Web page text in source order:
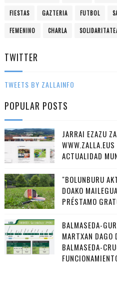
FIESTAS GAZTERIA FUTBOL
FEMENINO CHARLA
TWITTER
TWEETS BY ZALLAINFO
POPULAR POSTS
JARRAI EZAZU
ACTUALIDAD
"BOLUNBURU
DOAKO
PRÉSTAMO
BALMASEDA-
MARTXAN DAGO
BALMASEDA-